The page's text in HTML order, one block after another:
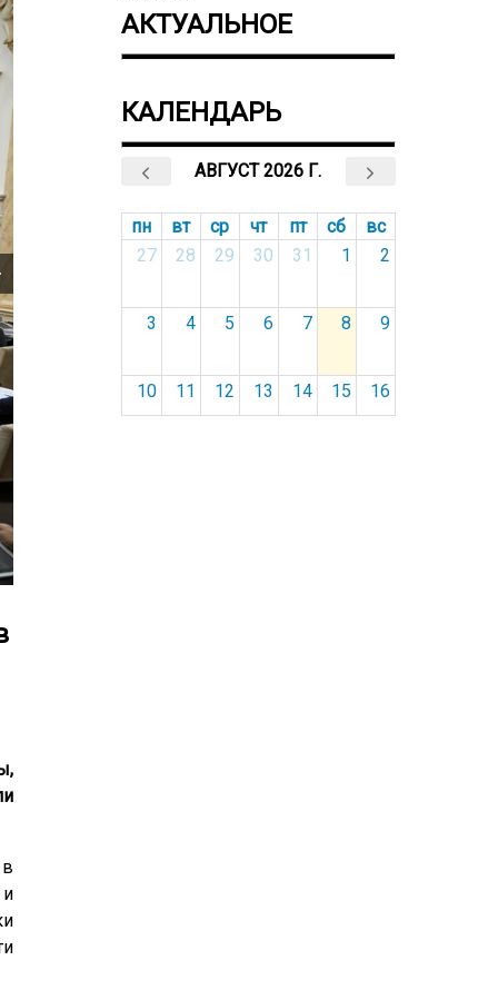
АКТУАЛЬНОЕ
КАЛЕНДАРЬ
АВГУСТ 2026 Г.
пн вт ср чт пт сб
вс
27
28 29 30 31 1 2
3 4 5 6 7 8 9
10 11 12 13 14 15 16